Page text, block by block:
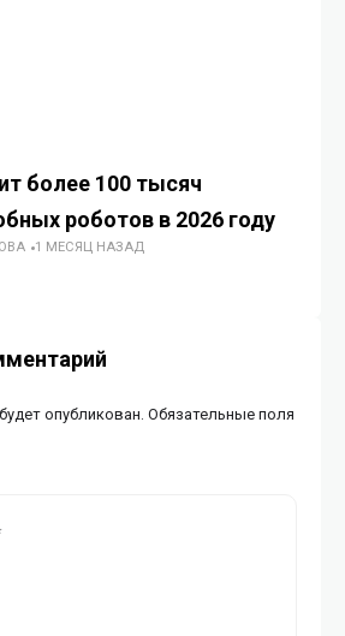
более 100 тысяч
роботов в 2026 году
1 МЕСЯЦ НАЗАД
опубликован. Обязательные поля